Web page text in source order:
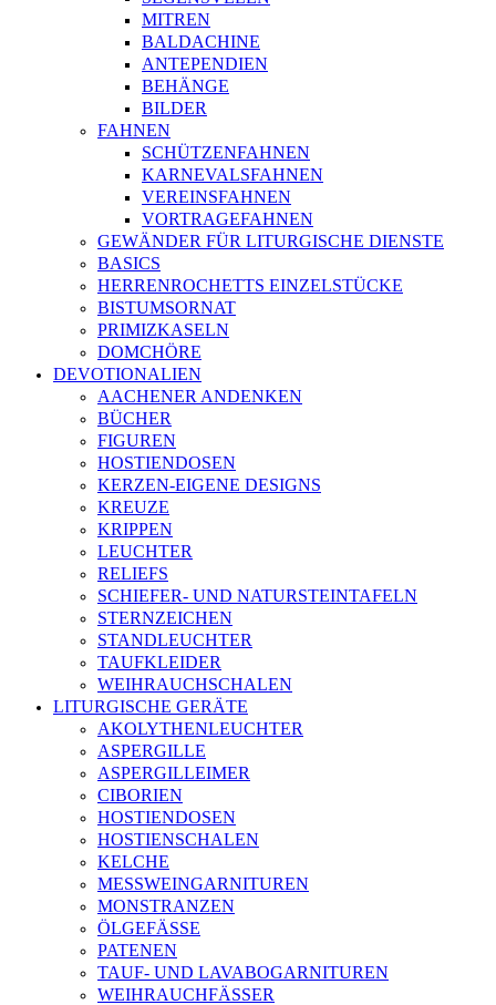
MITREN
BALDACHINE
ANTEPENDIEN
BEHÄNGE
BILDER
FAHNEN
SCHÜTZENFAHNEN
KARNEVALSFAHNEN
VEREINSFAHNEN
VORTRAGEFAHNEN
GEWÄNDER FÜR LITURGISCHE DIENSTE
BASICS
HERRENROCHETTS EINZELSTÜCKE
BISTUMSORNAT
PRIMIZKASELN
DOMCHÖRE
DEVOTIONALIEN
AACHENER ANDENKEN
BÜCHER
FIGUREN
HOSTIENDOSEN
KERZEN-EIGENE DESIGNS
KREUZE
KRIPPEN
LEUCHTER
RELIEFS
SCHIEFER- UND NATURSTEINTAFELN
STERNZEICHEN
STANDLEUCHTER
TAUFKLEIDER
WEIHRAUCHSCHALEN
LITURGISCHE GERÄTE
AKOLYTHENLEUCHTER
ASPERGILLE
ASPERGILLEIMER
CIBORIEN
HOSTIENDOSEN
HOSTIENSCHALEN
KELCHE
MESSWEINGARNITUREN
MONSTRANZEN
ÖLGEFÄSSE
PATENEN
TAUF- UND LAVABOGARNITUREN
WEIHRAUCHFÄSSER